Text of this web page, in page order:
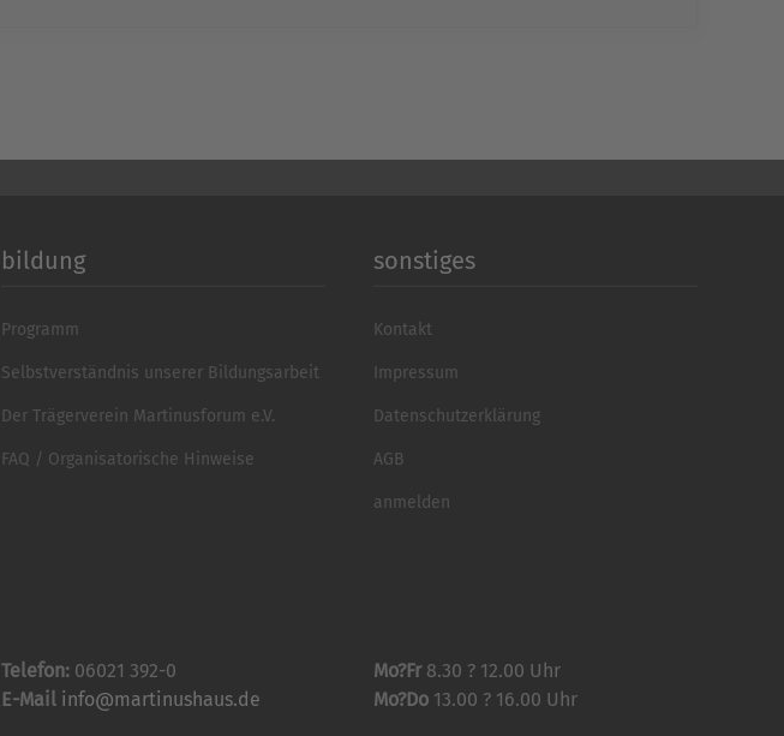
bildung
Programm
Selbstverständnis unserer Bildungsarbeit
Der Trägerverein Martinusforum e.V.
FAQ / Organisatorische Hinweise
sonstiges
Kontakt
Impressum
Datenschutzerklärung
AGB
anmelden
Telefon: 06021 392-0
E-Mail info@martinushaus.de
Mo?Fr 8.30 ? 12.00 Uhr
Mo?Do 13.00 ? 16.00 Uhr